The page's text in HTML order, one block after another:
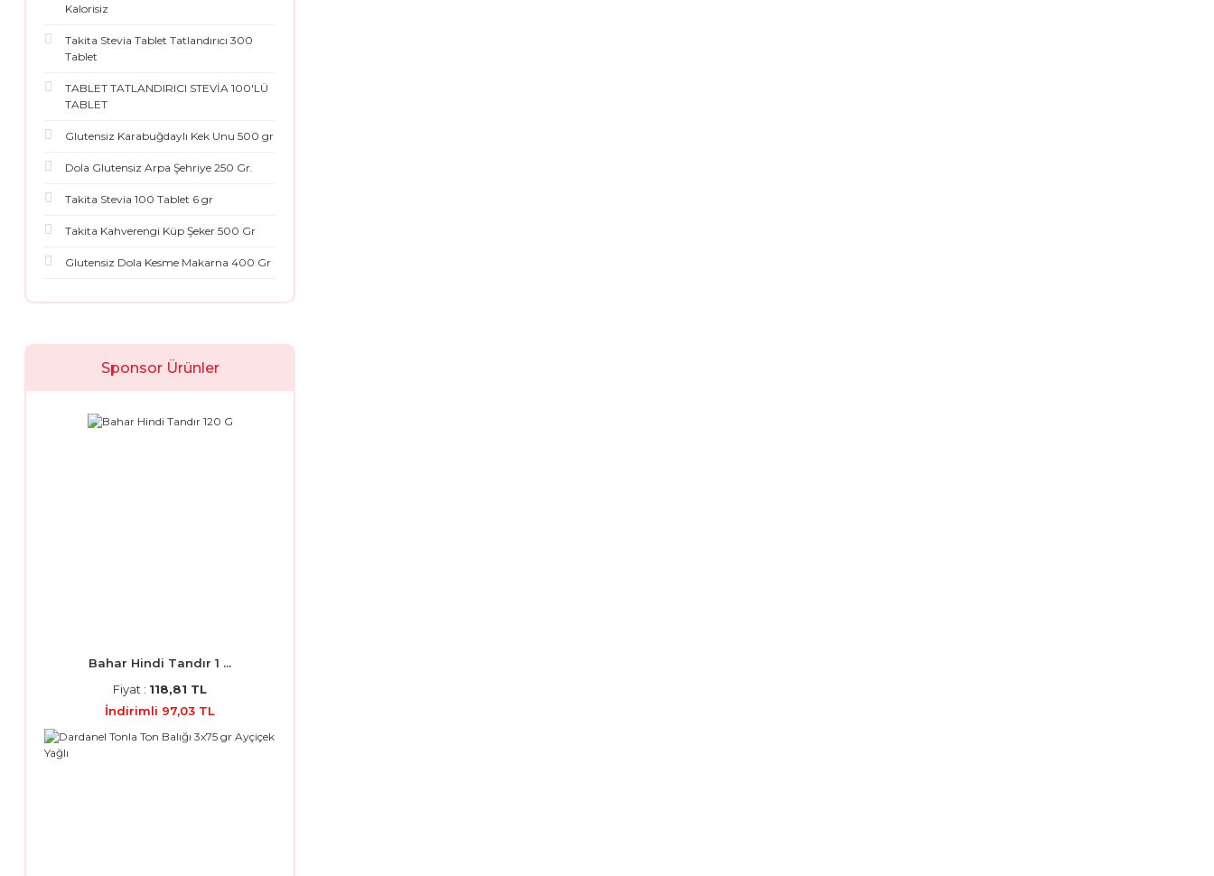
Kalorisiz
Takita Stevia Tablet Tatlandırıcı 300
Tablet
TABLET TATLANDIRICI STEVİA 100'LÜ
TABLET
Glutensiz Karabuğdaylı Kek Unu 500 gr
Dola Glutensiz Arpa Şehriye 250 Gr.
Takita Stevia 100 Tablet 6 gr
Takita Kahverengi Küp Şeker 500 Gr
Glutensiz Dola Kesme Makarna 400 Gr
Sponsor Ürünler
Bahar Hindi Tandır 1 ...
Fiyat : 118,81 TL
İndirimli 97,03 TL